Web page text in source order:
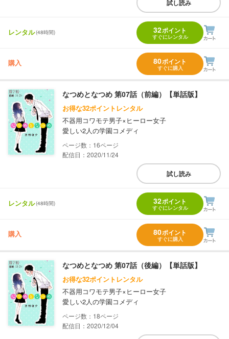
試し読み
レンタル(48時間) 32ポイント
すぐにレンタル
購入 80ポイント
すぐに購入
なつめとなつめ 第07話（前編）【単話版】
お得な32ポイントレンタル
不器用コワモテ男子×ヒーロー女子
愛しい2人の学園コメディ
16
配信日：2020/11/24
試し読み
レンタル(48時間) 32ポイント
すぐにレンタル
購入 80ポイント
すぐに購入
なつめとなつめ 第07話（後編）【単話版】
お得な32ポイントレンタル
不器用コワモテ男子×ヒーロー女子
愛しい2人の学園コメディ
18
配信日：2020/12/04